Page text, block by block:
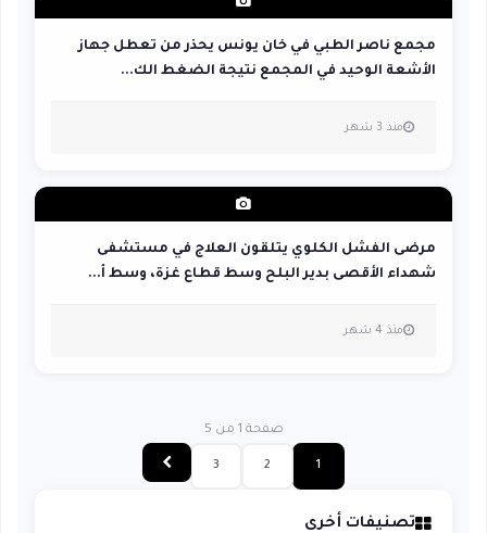
مجمع ناصر الطبي في خان يونس يحذر من تعطل جهاز
الأشعة الوحيد في المجمع نتيجة الضغط الك...
منذ 3 شهر
مرضى الفشل الكلوي يتلقون العلاج في مستشفى
شهداء الأقصى بدير البلح وسط قطاع غزة، وسط أ...
منذ 4 شهر
صفحة 1 من 5
1
2
3
تصنيفات أخرى